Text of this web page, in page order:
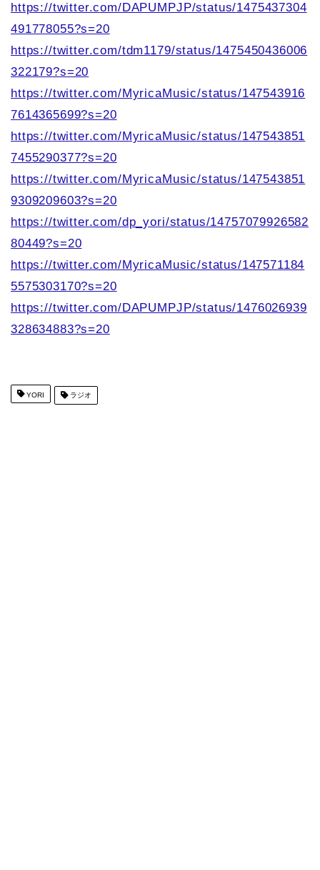
https://twitter.com/DAPUMPJP/status/1475437304
491778055?s=20
https://twitter.com/tdm1179/status/1475450436006
322179?s=20
https://twitter.com/MyricaMusic/status/147543916
7614365699?s=20
https://twitter.com/MyricaMusic/status/147543851
7455290377?s=20
https://twitter.com/MyricaMusic/status/147543851
9309209603?s=20
https://twitter.com/dp_yori/status/14757079926582
80449?s=20
https://twitter.com/MyricaMusic/status/147571184
5575303170?s=20
https://twitter.com/DAPUMPJP/status/1476026939
328634883?s=20
YORI ラジオ